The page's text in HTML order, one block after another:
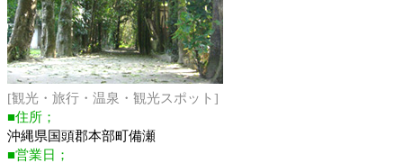
[観光・旅行・温泉・観光スポット]
■住所；
沖縄県国頭郡本部町備瀬
■営業日；